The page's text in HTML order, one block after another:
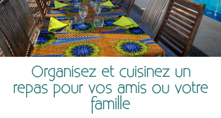
Organisez et cuisinez un
repas pour vos amis ou votre
famille